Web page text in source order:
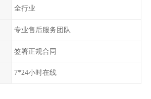
全行业
专业售后服务团队
签署正规合同
7*24小时在线